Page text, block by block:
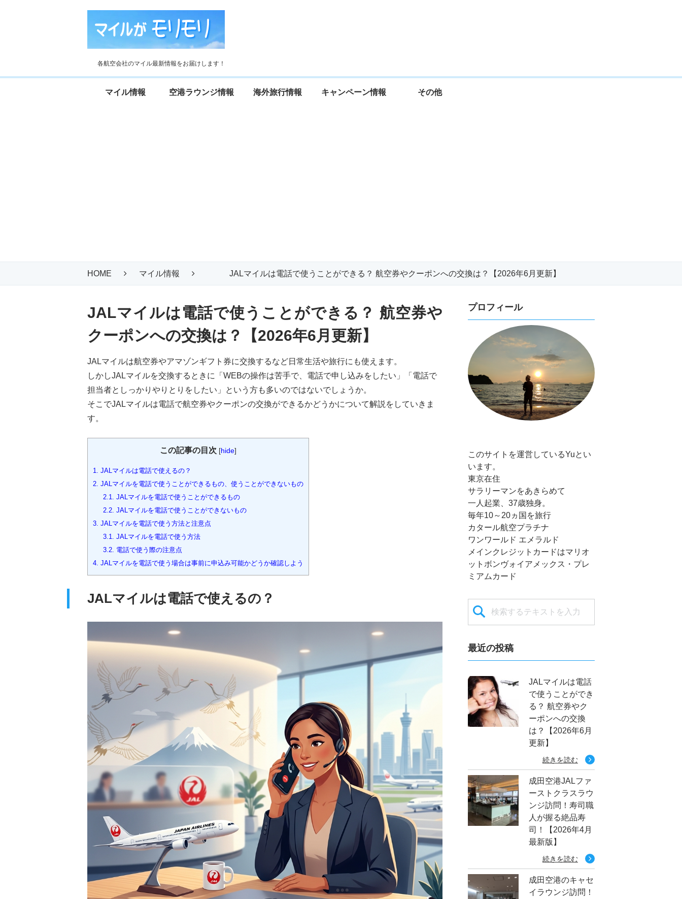
各航空会社のマイル最新情報をお届けします！
マイル情報 空港ラウンジ情報 海外旅行情報 キャンペーン情報 その他
HOME マイル情報 JALマイルは電話で使うことができる？ 航空券やクーポンへの交換は？【2026年6月更新】
JALマイルは電話で使うことができる？ 航空券や
クーポンへの交換は？【2026年6月更新】
JALマイルは航空券やアマゾンギフト券に交換するなど日常生活や旅行にも使えます。
しかしJALマイルを交換するときに「WEBの操作は苦手で、電話で申し込みをしたい」「電話で
担当者としっかりやりとりをしたい」という方も多いのではないでしょうか。
そこでJALマイルは電話で航空券やクーポンの交換ができるかどうかについて解説をしていきま
す。
この記事の目次 [hide]
1. JALマイルは電話で使えるの？
2. JALマイルを電話で使うことができるもの、使うことができないもの
2.1. JALマイルを電話で使うことができるもの
2.2. JALマイルを電話で使うことができないもの
3. JALマイルを電話で使う方法と注意点
3.1. JALマイルを電話で使う方法
3.2. 電話で使う際の注意点
4. JALマイルを電話で使う場合は事前に申込み可能かどうか確認しよう
JALマイルは電話で使えるの？
プロフィール
このサイトを運営しているYuとい
います。
東京在住
サラリーマンをあきらめて
一人起業、37歳独身。
毎年10～20ヵ国を旅行
カタール航空プラチナ
ワンワールド エメラルド
メインクレジットカードはマリオ
ットボンヴォイアメックス・プレ
ミアムカード
最近の投稿
JALマイルは電話
で使うことができ
る？ 航空券やク
ーポンへの交換
は？【2026年6月
更新】
続きを読む
成田空港JALファ
ーストクラスラウ
ンジ訪問！寿司職
人が握る絶品寿
司！【2026年4月
最新版】
続きを読む
成田空港のキャセ
イラウンジ訪問！